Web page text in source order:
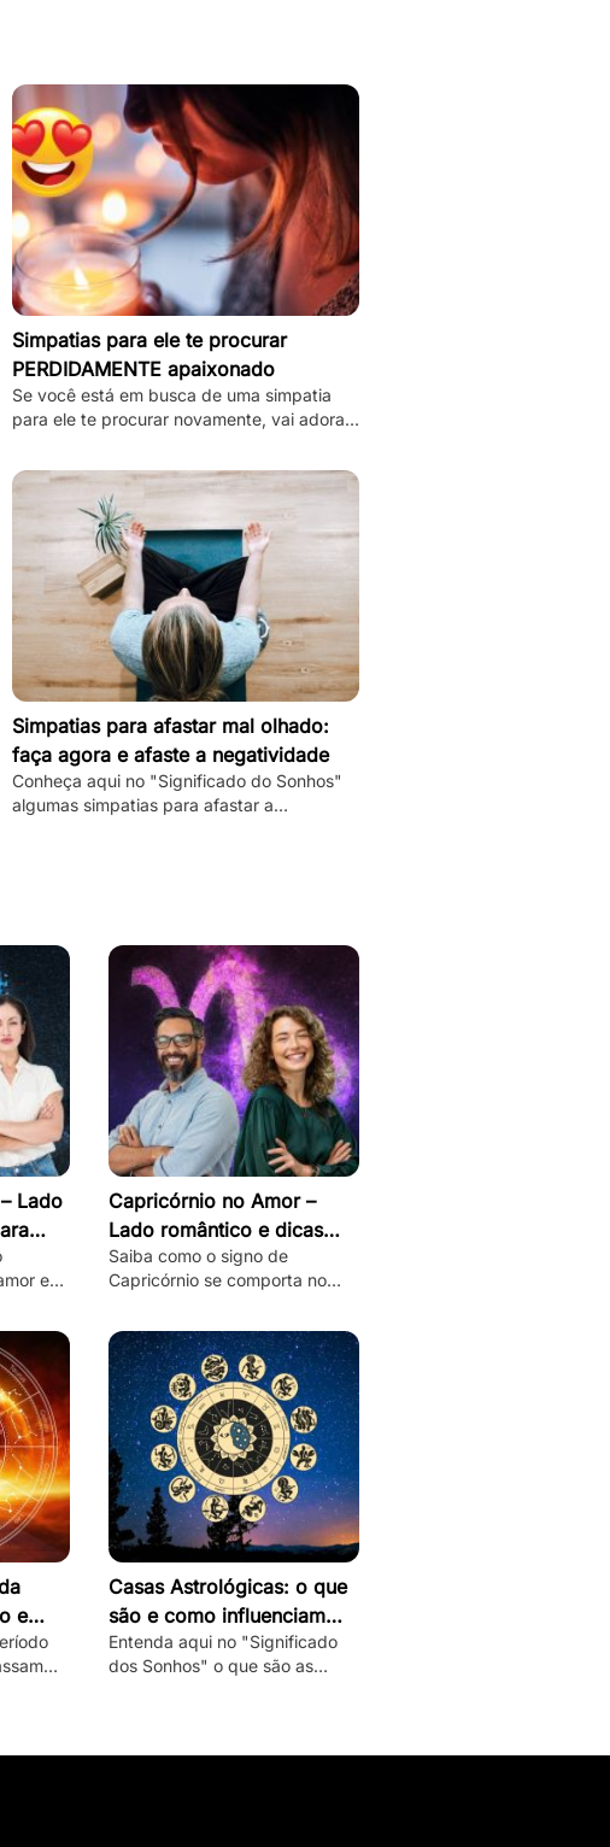
Simpatias para ele te procurar
PERDIDAMENTE apaixonado
Se você está em busca de uma simpatia
para ele te procurar novamente, vai adorar
separamos.
Simpatias para afastar mal olhado:
faça agora e afaste a negatividade
Conheça aqui no "Significado do Sonhos"
algumas simpatias para afastar a
Lado
e
e
Capricórnio no Amor –
Lado romântico e dicas
para conquistar
Saiba como o signo de
Capricórnio se comporta no
romântico e veja dicas de como
conquistar um capricorniano!
e
Casas Astrológicas: o que
são e como influenciam
nossa vida e personalidade
Entenda aqui no "Significado
dos Sonhos" o que são as